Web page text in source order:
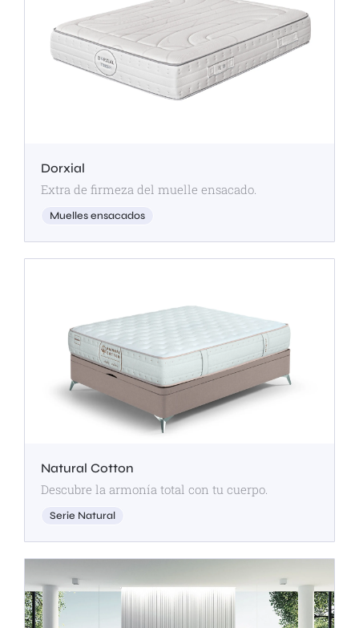
Dorxial
Extra de firmeza del muelle ensacado.
Muelles ensacados
Natural Cotton
Descubre la armonía total con tu cuerpo.
Serie Natural